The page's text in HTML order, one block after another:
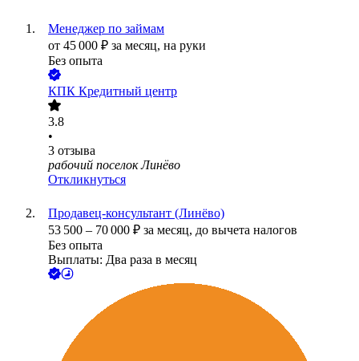
Менеджер по займам
от 45 000 ₽ за месяц, на руки
Без опыта
КПК Кредитный центр
3.8
•
3 отзыва
рабочий поселок Линёво
Откликнуться
Продавец-консультант (Линёво)
53 500 – 70 000 ₽ за месяц, до вычета налогов
Без опыта
Выплаты: Два раза в месяц